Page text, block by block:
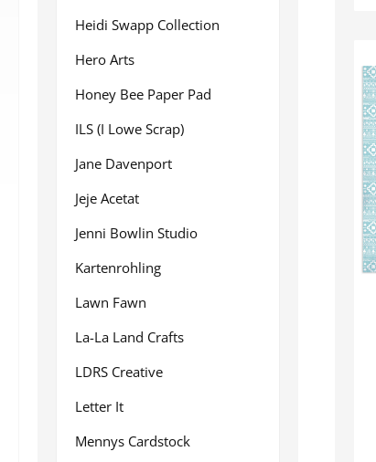
Heidi Swapp Collection
Hero Arts
Honey Bee Paper Pad
ILS (I Lowe Scrap)
Jane Davenport
Jeje Acetat
Jenni Bowlin Studio
Kartenrohling
Lawn Fawn
La-La Land Crafts
LDRS Creative
Letter It
Mennys Cardstock